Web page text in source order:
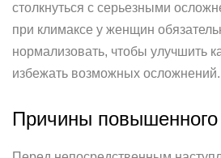
столкнуться с серьезными
при климаксе у женщин
нормализовать, чтобы улучшить
избежать возможных осложнений.
Причины повышенного